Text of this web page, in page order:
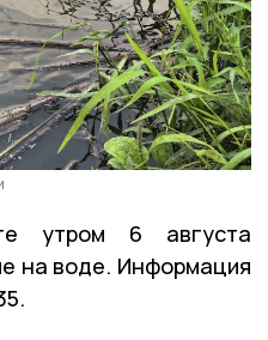
утром 6 августа
на воде. Информация